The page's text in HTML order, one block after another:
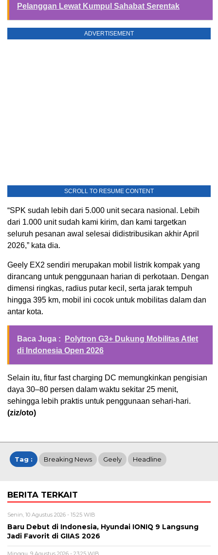
Pelanggan Lewat Kumpul Sahabat Serentak
ADVERTISEMENT
SCROLL TO RESUME CONTENT
“SPK sudah lebih dari 5.000 unit secara nasional. Lebih
dari 1.000 unit sudah kami kirim, dan kami targetkan
seluruh pesanan awal selesai didistribusikan akhir April
2026,” kata dia.
Geely EX2 sendiri merupakan mobil listrik kompak yang
dirancang untuk penggunaan harian di perkotaan. Dengan
dimensi ringkas, radius putar kecil, serta jarak tempuh
hingga 395 km, mobil ini cocok untuk mobilitas dalam dan
antar kota.
Baca Juga :
Polytron G3+ Dukung Mobilitas Atlet
di Indonesia Open 2026
Selain itu, fitur fast charging DC memungkinkan pengisian
daya 30–80 persen dalam waktu sekitar 25 menit,
sehingga lebih praktis untuk penggunaan sehari-hari.
(ziz/oto)
Tag : Breaking News Geely Headline
BERITA TERKAIT
Senin, 10 Agustus 2026 - 15:25 WIB
Baru Debut di Indonesia, Hyundai IONIQ 9 Langsung
Jadi Favorit di GIIAS 2026